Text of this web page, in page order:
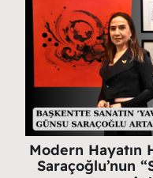
Modern Hayatın
Saraçoğlu’nun